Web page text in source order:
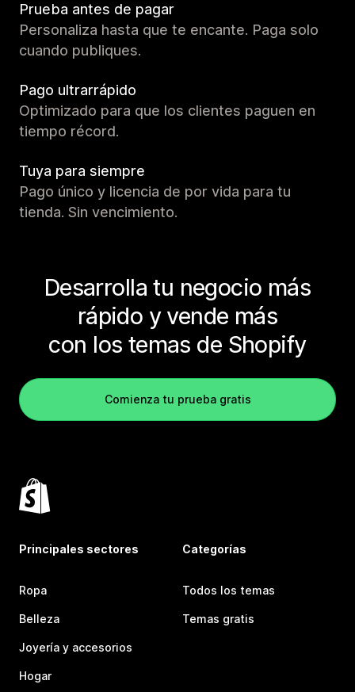
Prueba antes de pagar
Personaliza hasta que te encante. Paga solo
cuando publiques.
Pago ultrarrápido
Optimizado para que los clientes paguen en
tiempo récord.
Tuya para siempre
Pago único y licencia de por vida para tu
tienda. Sin vencimiento.
Desarrolla tu negocio más
rápido y vende más
con los temas de Shopify
Comienza tu prueba gratis
Principales sectores
Ropa
Belleza
Joyería y accesorios
Hogar
Categorías
Todos los temas
Temas gratis